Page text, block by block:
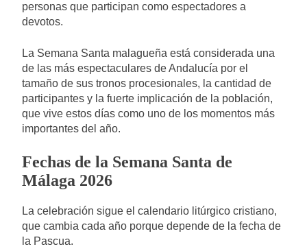
personas que participan como espectadores a
devotos.
La Semana Santa malagueña está considerada una
de las más espectaculares de Andalucía por el
tamaño de sus tronos procesionales, la cantidad de
participantes y la fuerte implicación de la población,
que vive estos días como uno de los momentos más
importantes del año.
Fechas de la Semana Santa de
Málaga 2026
La celebración sigue el calendario litúrgico cristiano,
que cambia cada año porque depende de la fecha de
la Pascua.